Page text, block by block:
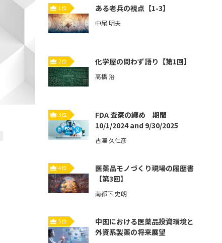
1位 ある老兵の視点【1-3】
中尾 明夫
2位 化学屋の問わず語り【第1回】
高橋 治
3位
FDA 査察の纏め 期間
10/1/2024 and 9/30/2025
古澤 久仁彦
4位
医薬品モノづくり現場の履歴書
【第3回】
南都下 史朗
5位
中国における医薬品投資環境と
外資系製薬の将来展望